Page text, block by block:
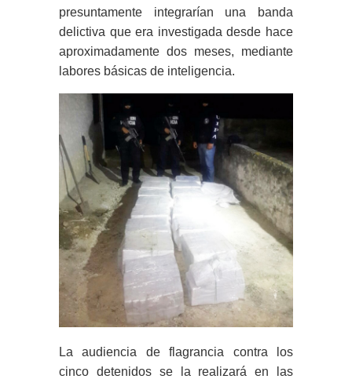
presuntamente integrarían una banda
delictiva que era investigada desde hace
aproximadamente dos meses, mediante
labores básicas de inteligencia.
La audiencia de flagrancia contra los
cinco detenidos se la realizará en las